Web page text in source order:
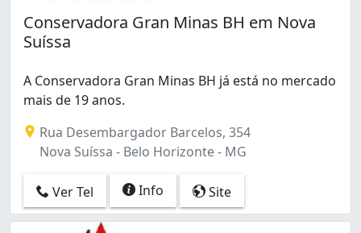
Gutierrez (3)
Havaí (2)
Horto (3)
Independência (Barreiro) (1)
Indústrias I (barreiro) (1)
Indústrias II (2)
Itapoã (7)
Itatiaia (4)
Jacqueline (1)
Conservadora Gran Minas BH em Nova
Suíssa
A Conservadora Gran Minas BH já está no mercado
mais de 19 anos.
Rua Desembargador Barcelos, 354
Nova Suíssa - Belo Horizonte - MG
Ver Tel Info Site